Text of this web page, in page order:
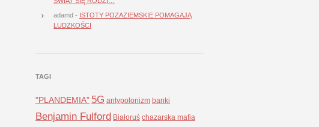
adamd - ISTOTY POZAZIEMSKIE POMAGAJĄ
LUDZKOŚCI
TAGI
"PLANDEMIA" 5G antypolonizm banki
Benjamin Fulford Białoruś chazarska mafia